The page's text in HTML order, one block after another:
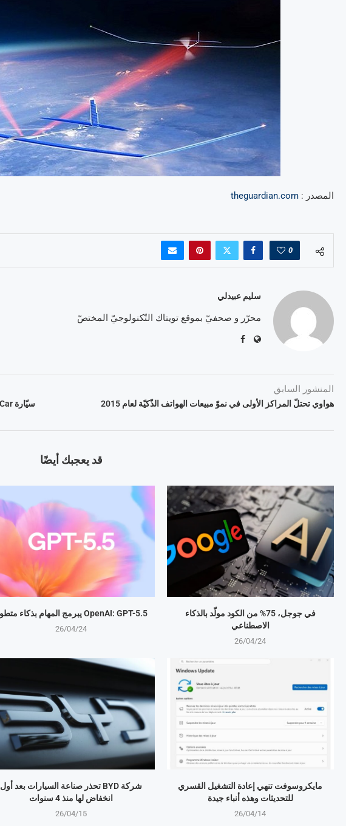
المصدر : theguardian.com
0
سليم عبيدلي
محرّر و صحفيّ بموقع تويتاك التّكنولوجيّ المختصّ
المنشور السابق
هواوي تحتلّ المراكز الأولى في نموّ مبيعات الهواتف الذّكيّة لعام 2015
قد يعجبك أيضًا
OpenAI: GPT-5.5 يبرمج المهام بذكاء متطور
26/04/24
في جوجل، 75% من الكود مولّد بالذكاء
الاصطناعي
26/04/24
شركة BYD تحذر صناعة السيارات بعد أول
انخفاض لها منذ 4 سنوات
26/04/15
مايكروسوفت تنهي إعادة التشغيل القسري
للتحديثات وهذه أنباء جيدة
26/04/14